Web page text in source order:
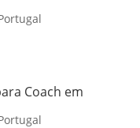
Coach em